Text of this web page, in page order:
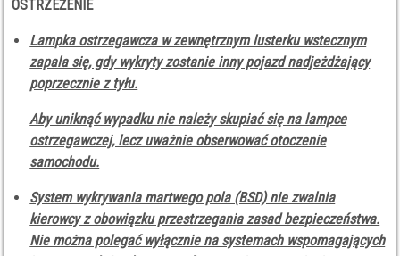
OSTRZEŻENIE
Lampka ostrzegawcza w zewnętrznym lusterku wstecznym
zapala się, gdy wykryty zostanie inny pojazd nadjeżdżający
poprzecznie z tyłu.
Aby uniknąć wypadku nie należy skupiać się na lampce
ostrzegawczej, lecz uważnie obserwować otoczenie
samochodu.
System wykrywania martwego pola (BSD) nie zwalnia
kierowcy z obowiązku przestrzegania zasad bezpieczeństwa.
Nie można polegać wyłącznie na systemach wspomagających